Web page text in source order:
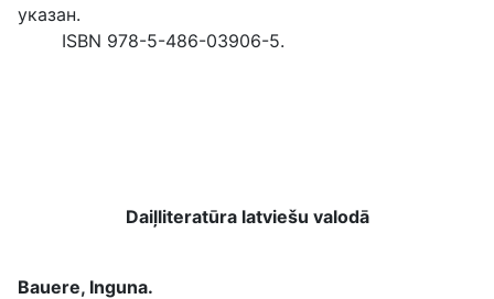
указан.
ISBN 978-5-486-03906-5.
Daiļliteratūra latviešu valodā
Bauere, Inguna.